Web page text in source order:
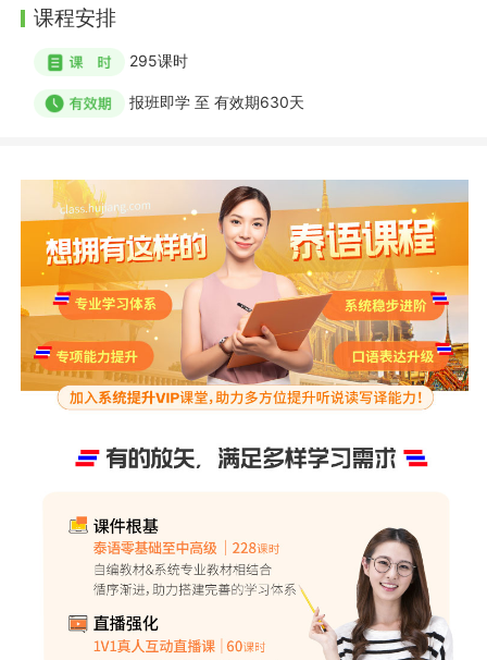
课程安排
295课时
报班即学至 有效期630天